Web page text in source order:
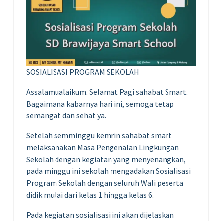
SOSIALISASI PROGRAM SEKOLAH
Assalamualaikum. Selamat Pagi sahabat Smart.
Bagaimana kabarnya hari ini, semoga tetap
semangat dan sehat ya.
Setelah semminggu kemrin sahabat smart
melaksanakan Masa Pengenalan Lingkungan
Sekolah dengan kegiatan yang menyenangkan,
pada minggu ini sekolah mengadakan Sosialisasi
Program Sekolah dengan seluruh Wali peserta
didik mulai dari kelas 1 hingga kelas 6.
Pada kegiatan sosialisasi ini akan dijelaskan